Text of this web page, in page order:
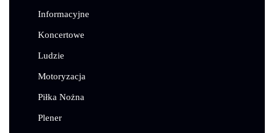
Informacyjne
Koncertowe
Ludzie
Motoryzacja
Piłka Nożna
Plener